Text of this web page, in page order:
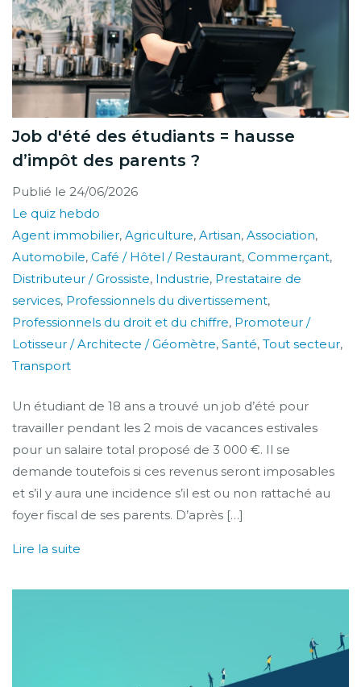
Job d'été des étudiants = hausse
d’impôt des parents ?
Publié le 24/06/2026
Le quiz hebdo
Agent immobilier, Agriculture, Artisan, Association,
Automobile, Café / Hôtel / Restaurant, Commerçant,
Distributeur / Grossiste, Industrie, Prestataire de
services, Professionnels du divertissement,
Professionnels du droit et du chiffre, Promoteur /
Lotisseur / Architecte / Géomètre, Santé, Tout secteur,
Transport
Un étudiant de 18 ans a trouvé un job d’été pour
travailler pendant les 2 mois de vacances estivales
pour un salaire total proposé de 3 000 €. Il se
demande toutefois si ces revenus seront imposables
et s’il y aura une incidence s’il est ou non rattaché au
foyer fiscal de ses parents. D’après […]
Lire la suite